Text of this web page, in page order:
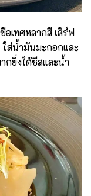
อเทศหลากสี เสิร์ฟ
ส่น้ำมันมะกอกและ
กยิ่งได้ชีสและน้ำ